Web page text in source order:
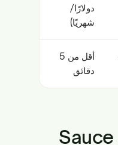
دولارًا/
شهريًا)
أقل من 5
دقائق
نظرة عامة على Sauce